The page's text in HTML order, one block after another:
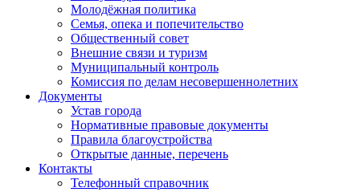
Молодёжная политика
Семья, опека и попечительство
Общественный совет
Внешние связи и туризм
Муниципальный контроль
Комиссия по делам несовершеннолетних
Документы
Устав города
Нормативные правовые документы
Правила благоустройства
Открытые данные, перечень
Контакты
Телефонный справочник